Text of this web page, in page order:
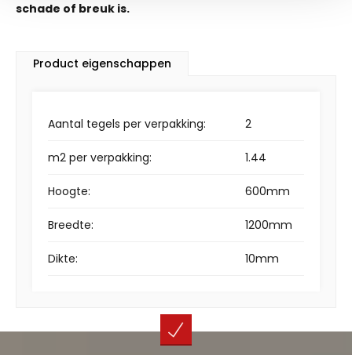
schade of breuk is.
Product eigenschappen
Aantal tegels per verpakking: 2
m2 per verpakking: 1.44
Hoogte: 600mm
Breedte: 1200mm
Dikte: 10mm